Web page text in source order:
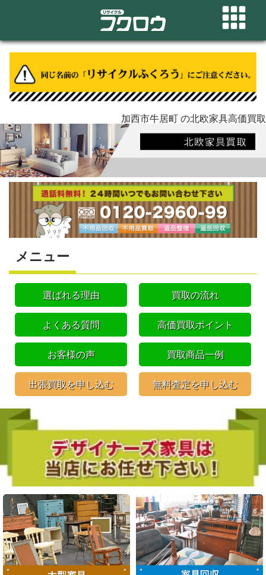
加西市牛居町 の北欧家具高価買取
メニュー
選ばれる理由 買取の流れ
よくある質問 高価買取ポイント
お客様の声 買取商品一例
出張買取を申し込む 無料査定を申し込む